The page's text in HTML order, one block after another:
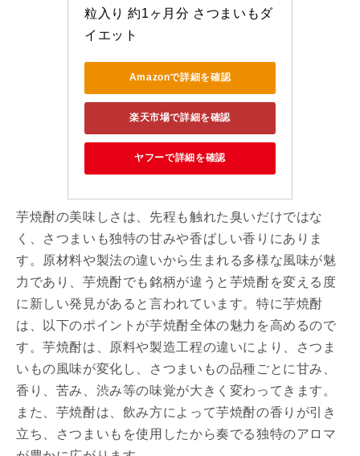
粒入り 約1ヶ月分 さつまいもダ
イエット
Amazonで詳細を確認
楽天市場で詳細を確認
ヤフーで詳細を確認
芋焼酎の美味しさは、先程も触れた臭いだけではな
く、さつまいも独特の甘みや香ばしい香りにありま
す。原材料や製法の違いから生まれる多様な風味が魅
力であり、芋焼酎でも銘柄が違うと芋焼酎を変える度
に新しい発見があると言われています。特に芋焼酎
は、以下のポイントが芋焼酎全体の魅力を高めるので
す。芋焼酎は、原料や製造工程の違いにより、さつま
いもの風味が変化し、さつまいもの品種ごとに甘み、
香り、苦み、渋み等の味覚が大きく変わってきます。
また、芋焼酎は、飲み方によって芋焼酎の香りが引き
立ち、さつまいもを使用したから奏でる独特のアロマ